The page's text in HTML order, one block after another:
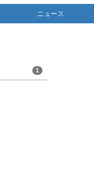
ニュース
1